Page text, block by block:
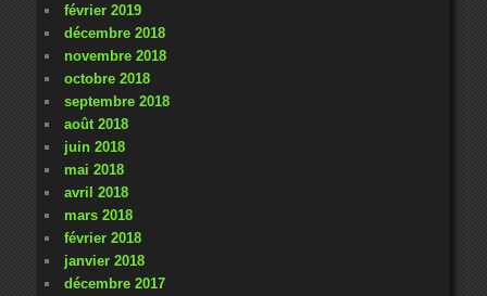
février 2019
décembre 2018
novembre 2018
octobre 2018
septembre 2018
août 2018
juin 2018
mai 2018
avril 2018
mars 2018
février 2018
janvier 2018
décembre 2017